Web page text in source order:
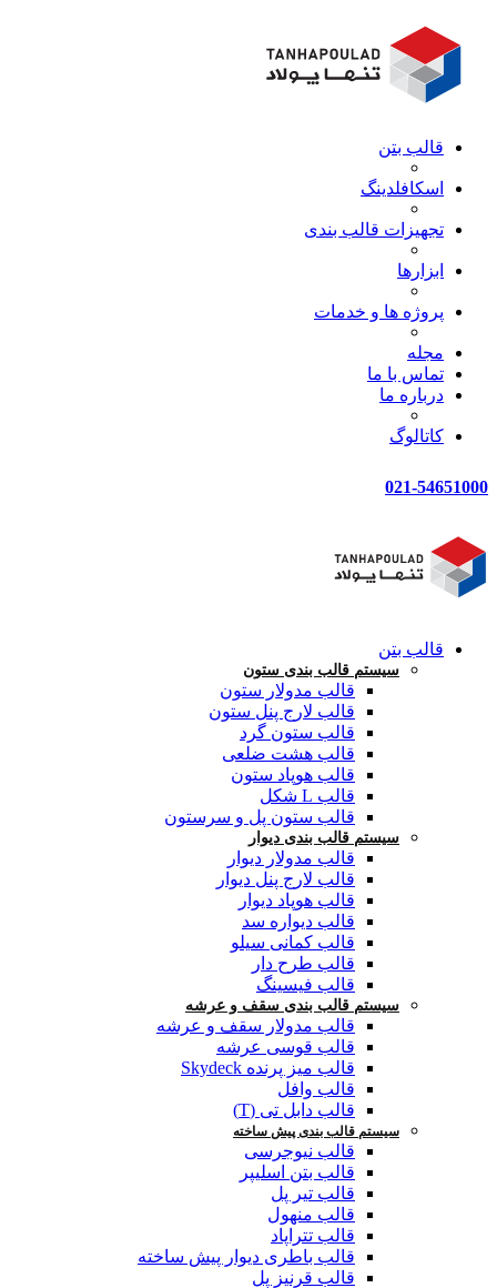
قالب بتن
اسکافلدینگ
تجهیزات قالب بندی
ابزارها
پروژه ها و خدمات
مجله
تماس با ما
درباره ما
کاتالوگ
021-54651000
قالب بتن
سیستم قالب بندی ستون
قالب مدولار ستون
قالب لارج پنل ستون
قالب ستون گرد
قالب هشت ضلعی
قالب هوپاد ستون
قالب L شکل
قالب ستون پل و سرستون
سیستم قالب بندی دیوار
قالب مدولار دیوار
قالب لارج پنل دیوار
قالب هوپاد دیوار
قالب دیواره سد
قالب کمانی سیلو
قالب طرح دار
قالب فیسینگ
سیستم قالب بندی سقف و عرشه
قالب مدولار سقف و عرشه
قالب قوسی عرشه
قالب میز پرنده Skydeck
قالب وافل
قالب دابل تی (T)
سیستم قالب بندی پیش ساخته
قالب نیوجرسی
قالب بتن اسلیپر
قالب تیر پل
قالب منهول
قالب تتراپاد
قالب باطری دیوار پیش ساخته
قالب قرنیز پل